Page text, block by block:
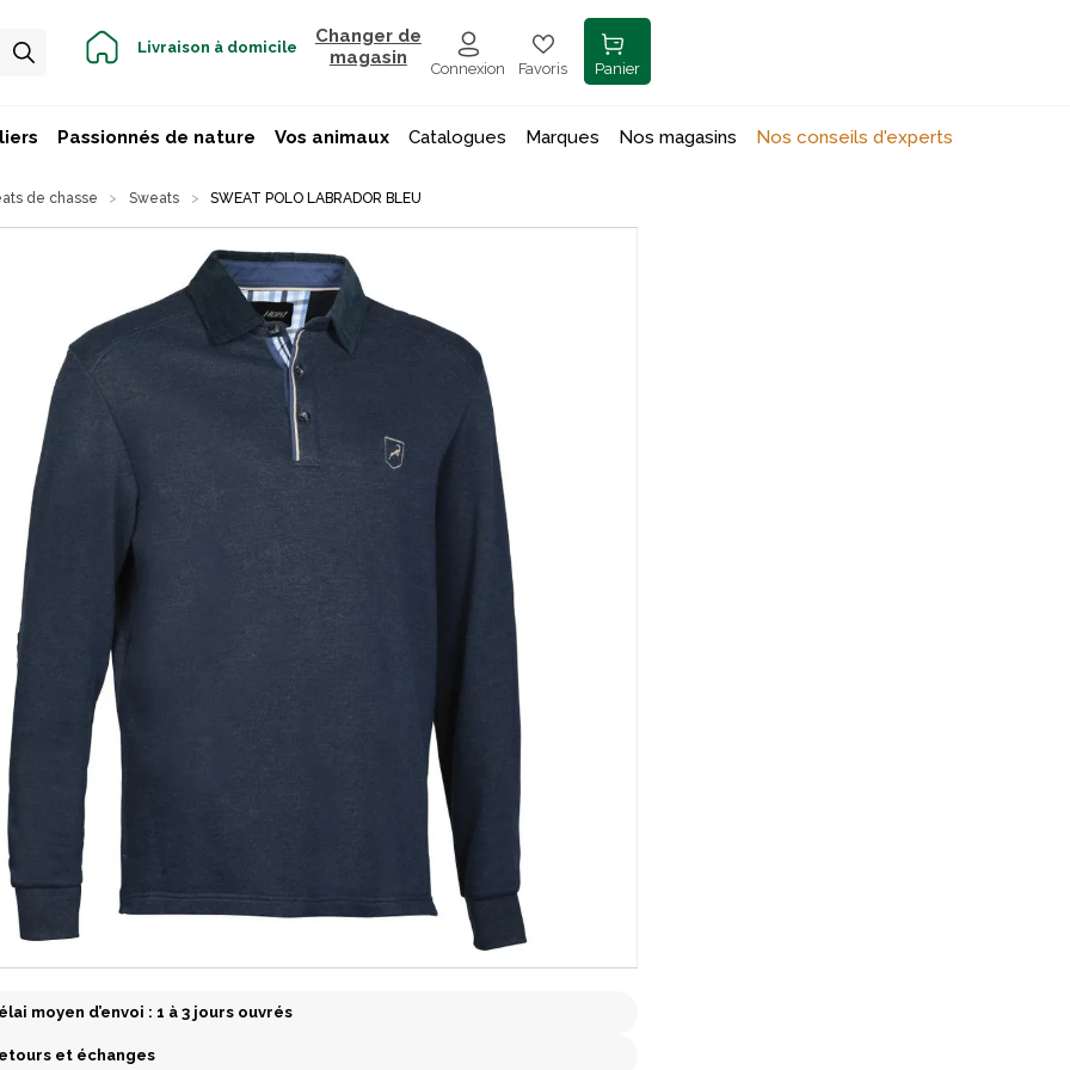
Livraison à domicile
Changer de
magasin
Connexion Favoris Panier
Passionnés de nature Vos animaux Catalogues Marques Nos magasins Nos conseils d'experts
de chasse Sweats SWEAT POLO LABRADOR BLEU
moyen d’envoi : 1 à 3 jours ouvrés
et échanges